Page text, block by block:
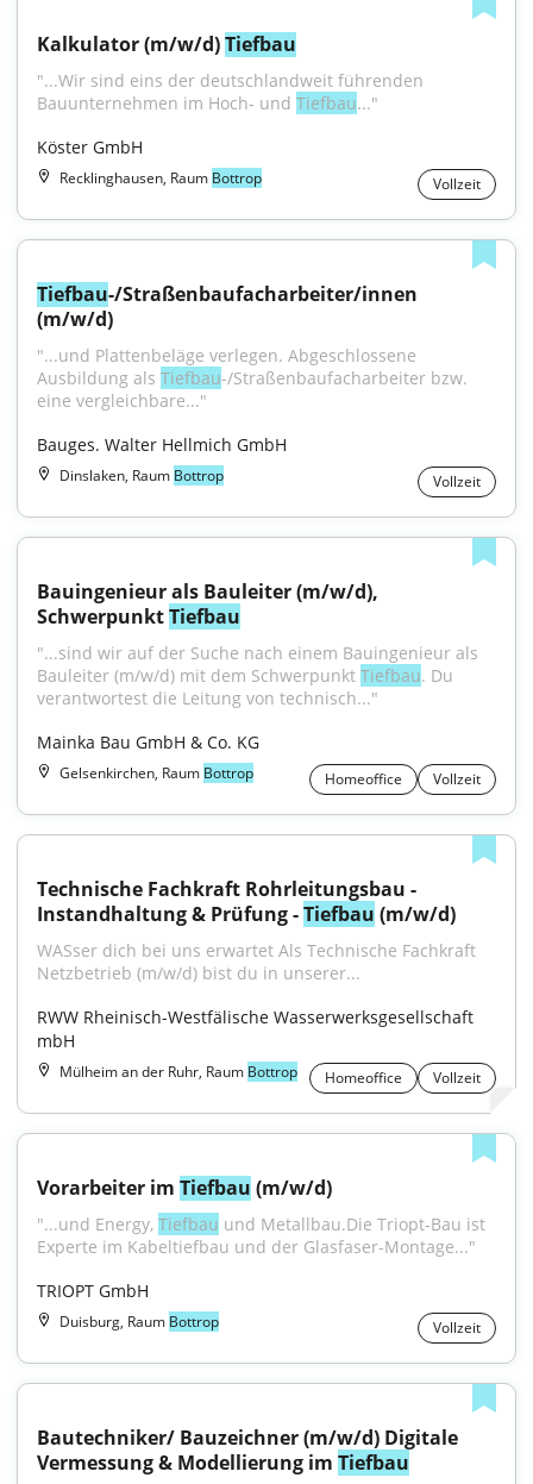
Kalkulator (m/w/d) Tiefbau
"...Wir sind eins der deutschlandweit führenden
Bauunternehmen im Hoch- und Tiefbau..."
Köster GmbH
Recklinghausen, Raum Bottrop Vollzeit
Tiefbau-/Straßenbaufacharbeiter/innen
(m/w/d)
"...und Plattenbeläge verlegen. Abgeschlossene
Ausbildung als Tiefbau-/Straßenbaufacharbeiter bzw.
eine vergleichbare..."
Bauges. Walter Hellmich GmbH
Dinslaken, Raum Bottrop Vollzeit
Bauingenieur als Bauleiter (m/w/d),
Schwerpunkt Tiefbau
"...sind wir auf der Suche nach einem Bauingenieur als
Bauleiter (m/w/d) mit dem Schwerpunkt Tiefbau. Du
verantwortest die Leitung von technisch..."
Mainka Bau GmbH & Co. KG
Gelsenkirchen, Raum Bottrop Homeoffice Vollzeit
Technische Fachkraft Rohrleitungsbau -
Instandhaltung & Prüfung - Tiefbau (m/w/d)
WASser dich bei uns erwartet Als Technische Fachkraft
Netzbetrieb (m/w/d) bist du in unserer...
RWW Rheinisch-Westfälische Wasserwerksgesellschaft
mbH
Mülheim an der Ruhr, Raum Bottrop Homeoffice Vollzeit
Vorarbeiter im Tiefbau (m/w/d)
"...und Energy, Tiefbau und Metallbau.Die Triopt-Bau ist
Experte im Kabeltiefbau und der Glasfaser-Montage..."
TRIOPT GmbH
Duisburg, Raum Bottrop Vollzeit
Bautechniker/ Bauzeichner (m/w/d) Digitale
Vermessung & Modellierung im Tiefbau